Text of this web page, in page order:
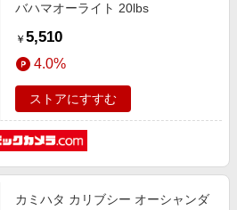
バハマオーライト 20lbs
￥ 5,510
4.0%
ストアにすすむ
カミハタ カリブシー オーシャンダ